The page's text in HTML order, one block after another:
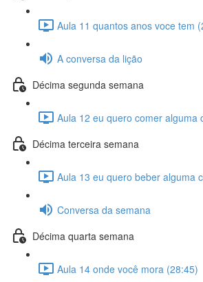
Aula 11 quantos anos voce tem
A conversa da lição
Décima segunda semana
Aula 12 eu quero comer alguma
Décima terceira semana
Aula 13 eu quero beber alguma
Conversa da semana
Décima quarta semana
Aula 14 onde você mora (28:45)